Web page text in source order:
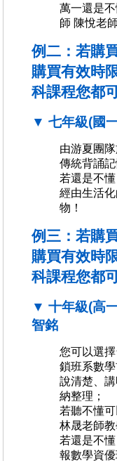
萬一還是
師 陳悅老
例二：若購
購買有效時
科課程您都
▼ 七年級(國
由游夏團
傳統背誦記
若還是不
經由生活
物！
例三：若購
購買有效時
科課程您都
▼ 十年級(高
智銘
您可以選
鎖班系數
說清楚、
納整理；
若聽不懂
林晟老師教
若還是不
報數學資